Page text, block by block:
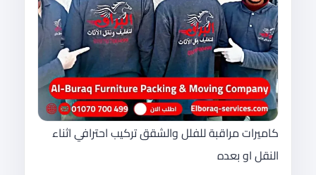
كاميرات مراقبة للفلل والشقق تركيب احترافي اثناء
النقل او بعده